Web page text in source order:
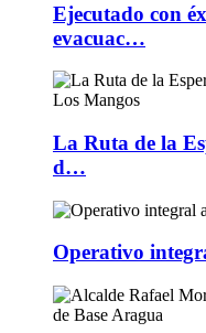
Ejecutado con
evacuac…
La Ruta de la
d…
Operativo